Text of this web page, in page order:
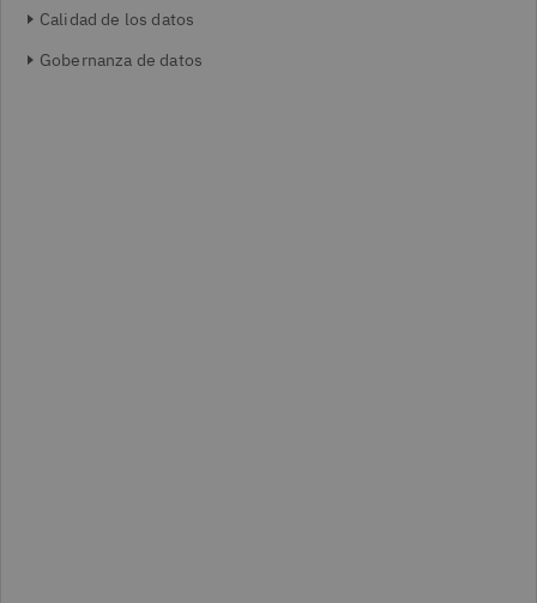
Calidad de los datos
Gobernanza de datos